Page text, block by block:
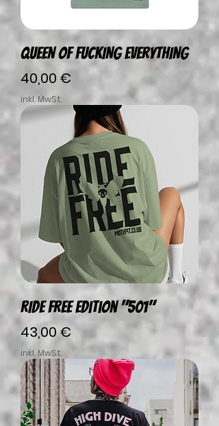
QUEEN OF FUCKING EVERYTHING
Preis
40,00 €
inkl. MwSt.
RIDE FREE Edition "501"
Preis
43,00 €
inkl. MwSt.